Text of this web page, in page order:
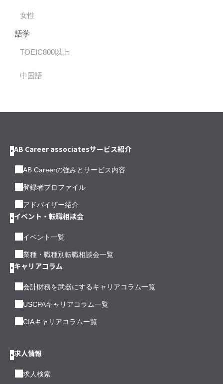
女性
語学
TOEIC800以上
中国語
AB Career associatesサービス紹介
AB Careerの強みとサービス内容
登録者プロファイル
アドバイザー紹介
イベント・転職相談会
イベント一覧
業種・職種別転職相談会一覧
キャリアコラム
会計財務を武器にするキャリアコラム一覧
USCPAキャリアコラム一覧
CIAキャリアコラム一覧
求人情報
求人検索